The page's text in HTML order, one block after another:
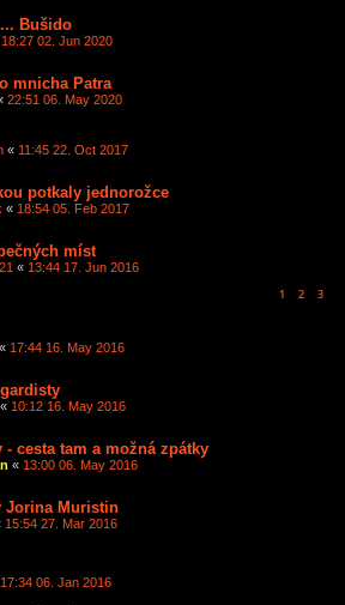
Bušido
18:27 02. Jun 2020
mnicha Patra
22:51 06. May 2020
« 11:45 22. Oct 2017
potkaly jednorožce
« 18:54 05. Feb 2017
míst
« 13:44 17. Jun 2016
1 2 3
« 17:44 16. May 2016
« 10:12 16. May 2016
- cesta tam a možná zpátky
« 13:00 06. May 2016
Jorina Muristin
15:54 27. Mar 2016
17:34 06. Jan 2016